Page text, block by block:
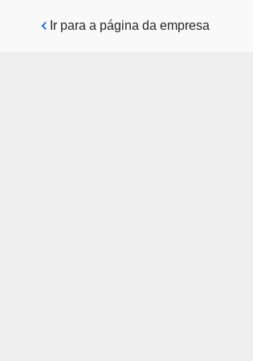
Pular para o conteúdo principal
Ir para a página da empresa